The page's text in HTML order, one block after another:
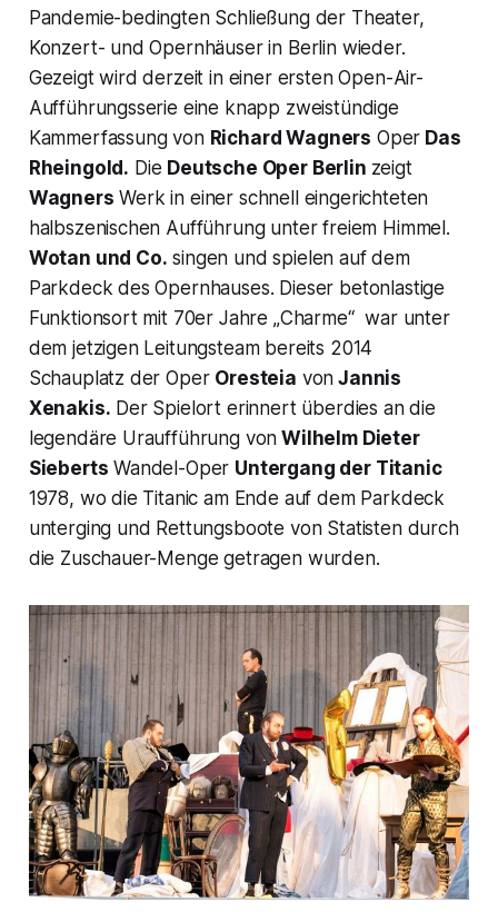
Pandemie-bedingten Schließung der Theater,
Konzert- und Opernhäuser in Berlin wieder.
Gezeigt wird derzeit in einer ersten Open-Air-
Aufführungsserie eine knapp zweistündige
Kammerfassung von Richard Wagners Oper Das
Rheingold. Die Deutsche Oper Berlin zeigt
Wagners Werk in einer schnell eingerichteten
halbszenischen Aufführung unter freiem Himmel.
Wotan und Co. singen und spielen auf dem
Parkdeck des Opernhauses. Dieser betonlastige
Funktionsort mit 70er Jahre „Charme“ war unter
dem jetzigen Leitungsteam bereits 2014
Schauplatz der Oper Oresteia von Jannis
Xenakis. Der Spielort erinnert überdies an die
legendäre Uraufführung von Wilhelm Dieter
Sieberts Wandel-Oper Untergang der Titanic
1978, wo die Titanic am Ende auf dem Parkdeck
unterging und Rettungsboote von Statisten durch
die Zuschauer-Menge getragen wurden.